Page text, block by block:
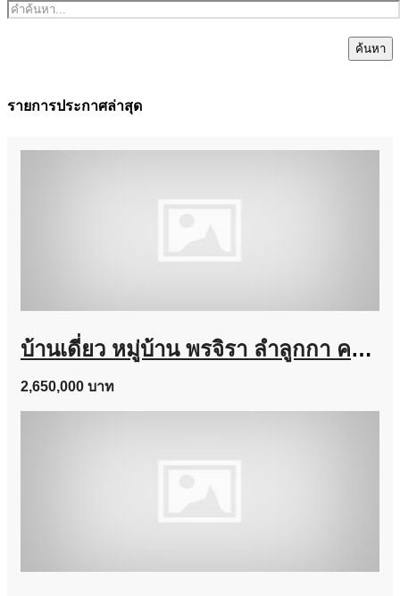
ค้นหา
รายการประกาศล่าสุด
บ้านเดี่ยว หมู่บ้าน พรจิรา ลำลูกกา คลอง 7 เนื้อที่ 64 ตร.ว. ถูกสุดในโครงการ
2,650,000 บาท